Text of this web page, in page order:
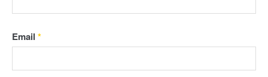
Email *